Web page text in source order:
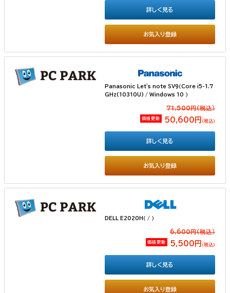
お気入り登録
詳しく見る
Panasonic Let's note SV9（Core i5-1.7
GHz(10310U) / Windows 10 ）
71,500円(税込）
価格更新 50,600円 （税込）
お気入り登録
詳しく見る
DELL E2020H（ / ）
6,600円(税込）
価格更新 5,500円 （税込）
お気入り登録
詳しく見る